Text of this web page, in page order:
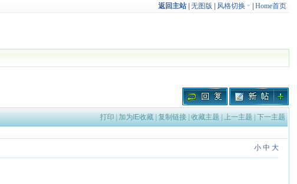
返回主站| 无图版 风格切换 Home首页
打印 | 加为IE收藏| 复制链接| 收藏主题 | 上一主题 | 下一主题
小 中 大